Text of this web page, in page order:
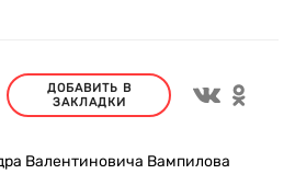
ДОБАВИТЬ В
ЗАКЛАДКИ
Валентиновича Вампилова